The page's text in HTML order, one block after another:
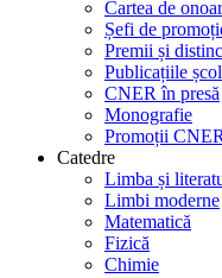
Cartea de
Șefi de
Premii și
Publicațiile
CNER în presă
Monografie
Promoții CNER
Catedre
Limba și
Limbi moderne
Matematică
Fizică
Chimie